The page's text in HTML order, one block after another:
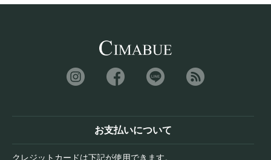
お支払いについて
クレジットカードは下記が使用できます。